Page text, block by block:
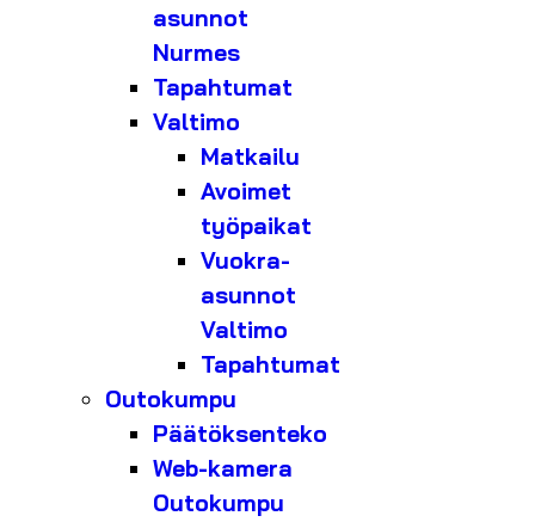
asunnot
Nurmes
Tapahtumat
Valtimo
Matkailu
Avoimet
työpaikat
Vuokra-
asunnot
Valtimo
Tapahtumat
Outokumpu
Päätöksenteko
Web-kamera
Outokumpu